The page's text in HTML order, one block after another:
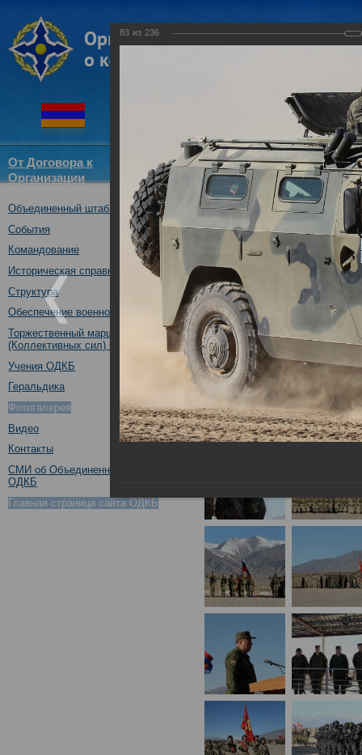
От Договора к
Организации
Структура
ОДКБ
Новости
Объединенный штаб ОДКБ
События
Командование
Историческая справка
Структура
Обеспечение военной безопасности
Торжественный марш Войск
(Коллективных сил) ОДКБ
Учения ОДКБ
Геральдика
Фотогалерея
Видео
Контакты
СМИ об Объединенном штабе
ОДКБ
Главная страница сайта ОДКБ
Совместное тактическое
«Рубеж-2016»
04.10.2016
83 из 236